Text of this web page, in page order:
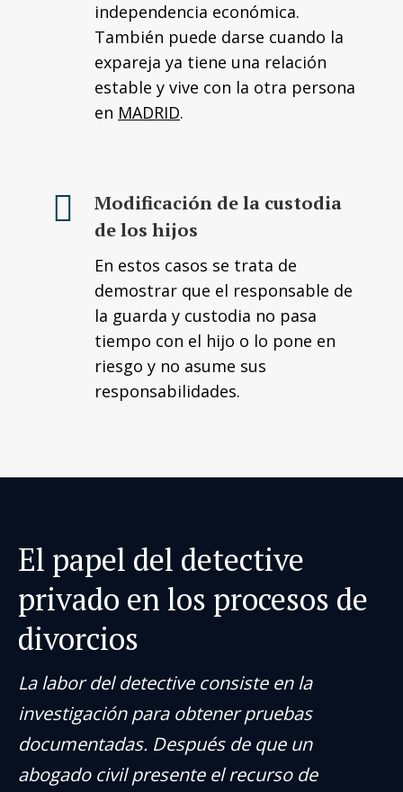
independencia económica.
También puede darse cuando la
expareja ya tiene una relación
estable y vive con la otra persona
en MADRID.
Modificación de la custodia
de los hijos
En estos casos se trata de
demostrar que el responsable de
la guarda y custodia no pasa
tiempo con el hijo o lo pone en
riesgo y no asume sus
responsabilidades.
El papel del detective
privado en los procesos de
divorcios
La labor del detective consiste en la
investigación para obtener pruebas
documentadas. Después de que un
abogado civil presente el recurso de